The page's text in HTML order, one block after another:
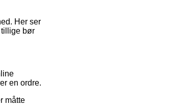
Her ser
tillige bør
en ordre.
måtte